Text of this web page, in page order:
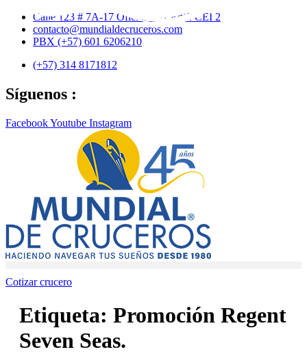
contenido
Calle 123 # 7A-17 Oficina 401 Edif. CEI 2
contacto@mundialdecruceros.com
PBX (+57) 601 6206210
(+57) 314 8171812
Síguenos :
FacebookYoutube Instagram
Cotizar crucero
Etiqueta: Promoción Regent
Seven Seas.